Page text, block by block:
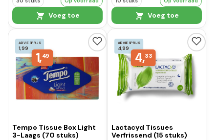
Voeg toe Voeg toe
ADVIESPRIJS
1,99
1,49
Tempo Tissue Box Light
3-Laags (70 stuks)
ADVIESPRIJS
4,99
4,33
Lactacyd Tissues
Verfrissend (15 stuks)